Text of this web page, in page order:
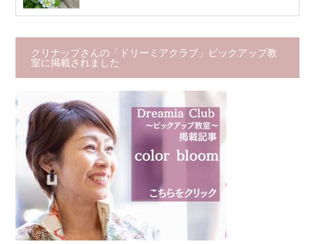
クリナップさんの「ドリーミアクラブ」ピックアップ教
室に掲載されました